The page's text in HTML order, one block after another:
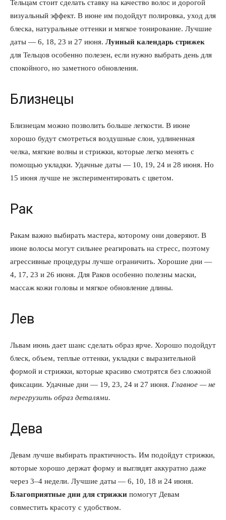
Тельцам стоит сделать ставку на качество волос и дорогой
визуальный эффект. В июне им подойдут полировка, уход для
блеска, натуральные оттенки и мягкое тонирование. Лучшие
даты — 6, 18, 23 и 27 июня. Лунный календарь стрижек
для Тельцов особенно полезен, если нужно выбрать день для
спокойного, но заметного обновления.
Близнецы
Близнецам можно позволить больше легкости. В июне
хорошо будут смотреться воздушные слои, удлиненная
челка, мягкие волны и стрижки, которые легко менять с
помощью укладки. Удачные даты — 10, 19, 24 и 28 июня. Но
15 июня лучше не экспериментировать с цветом.
Рак
Ракам важно выбирать мастера, которому они доверяют. В
июне волосы могут сильнее реагировать на стресс, поэтому
агрессивные процедуры лучше ограничить. Хорошие дни —
4, 17, 23 и 26 июня. Для Раков особенно полезны маски,
массаж кожи головы и мягкое обновление длины.
Лев
Львам июнь дает шанс сделать образ ярче. Хорошо подойдут
блеск, объем, теплые оттенки, укладки с выразительной
формой и стрижки, которые красиво смотрятся без сложной
фиксации. Удачные дни — 19, 23, 24 и 27 июня. Главное — не
перегрузить образ деталями.
Дева
Девам лучше выбирать практичность. Им подойдут стрижки,
которые хорошо держат форму и выглядят аккуратно даже
через 3–4 недели. Лучшие даты — 6, 10, 18 и 24 июня.
Благоприятные дни для стрижки помогут Девам
совместить красоту с удобством.